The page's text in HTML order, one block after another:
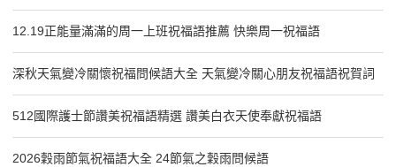
12.19正能量滿滿的周一上班祝福語推薦 快樂周一祝福語
深秋天氣變冷關懷祝福問候語大全 天氣變冷關心朋友祝福語祝賀詞
512國際護士節讚美祝福語精選 讚美白衣天使奉獻祝福語
2026穀雨節氣祝福語大全 24節氣之穀雨問候語